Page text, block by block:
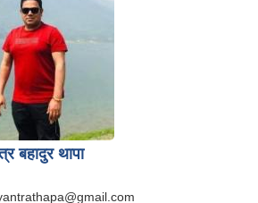
बहादुर थापा